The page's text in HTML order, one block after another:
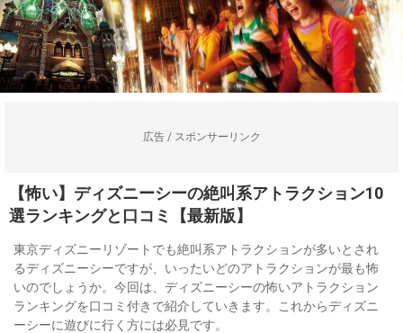
広告 / スポンサーリンク
【怖い】ディズニーシーの絶叫系アトラクション10
選ランキングと口コミ【最新版】
東京ディズニーリゾートでも絶叫系アトラクションが多いとされ
るディズニーシーですが、いったいどのアトラクションが最も怖
いのでしょうか。今回は、ディズニーシーの怖いアトラクション
ランキングを口コミ付きで紹介していきます。これからディズニ
ーシーに遊びに行く方には必見です。